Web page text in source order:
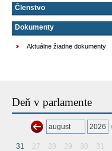
Členstvo
Dokumenty
Aktuálne žiadne dokumenty
Deň v parlamente
31 27 28 29 30 31